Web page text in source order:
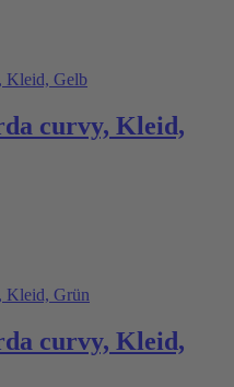
curvy, Kleid,
curvy, Kleid,